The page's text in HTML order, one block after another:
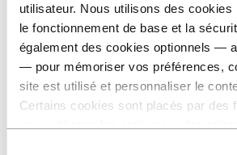
utilisateur. Nous utilisons des
le fonctionnement de base et la
également des cookies optionnels —
— pour mémoriser vos préférences,
site est utilisé et personnaliser le
Certains cookies sont placés par des
Ressources humaines
Informatique
Légal
Excellence opérationnelle
Gestion de portefeuille et trading
Approvisionnement
Gestion de projet